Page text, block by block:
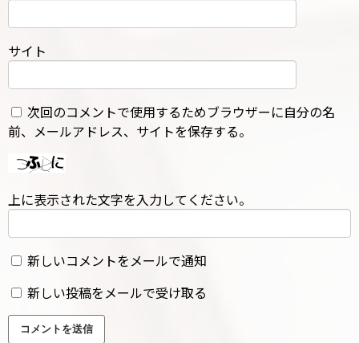
サイト
次回のコメントで使用するためブラウザーに自分の名
前、メールアドレス、サイトを保存する。
上に表示された文字を入力してください。
新しいコメントをメールで通知
新しい投稿をメールで受け取る